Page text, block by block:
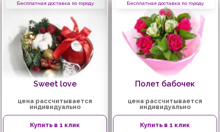
Бесплатная доставка по городу
Sweet love
цена рассчитывается
индивидуально
Купить в 1 клик
Бесплатная доставка по городу
Полет бабочек
цена рассчитывается
индивидуально
Купить в 1 клик